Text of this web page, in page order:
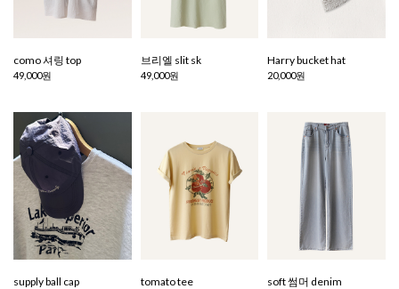
como 셔링 top
49,000원
브리엘 slit sk
49,000원
Harry bucket hat
20,000원
supply ball cap tomato tee soft 썸머 denim